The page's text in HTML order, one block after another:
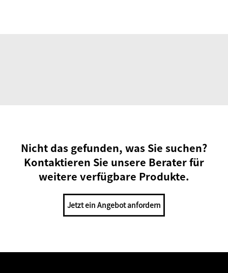
Nicht das gefunden, was Sie suchen?
Kontaktieren Sie unsere Berater für
weitere verfügbare Produkte.
Jetzt ein Angebot anfordern